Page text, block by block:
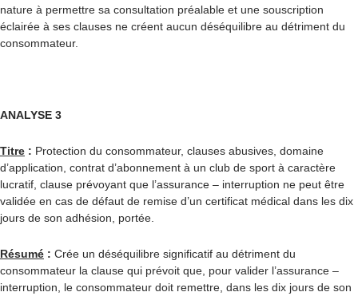
nature à permettre sa consultation préalable et une souscription
éclairée à ses clauses ne créent aucun déséquilibre au détriment du
consommateur.
ANALYSE 3
Titre : Protection du consommateur, clauses abusives, domaine
d’application, contrat d’abonnement à un club de sport à caractère
lucratif, clause prévoyant que l’assurance – interruption ne peut être
validée en cas de défaut de remise d’un certificat médical dans les dix
jours de son adhésion, portée.
Résumé : Crée un déséquilibre significatif au détriment du
consommateur la clause qui prévoit que, pour valider l’assurance –
interruption, le consommateur doit remettre, dans les dix jours de son